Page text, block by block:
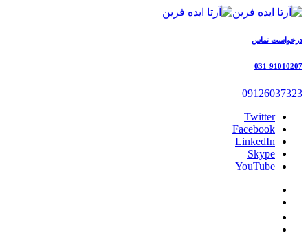
درخواست تماس
031-91010207
09126037323
Twitter
Facebook
LinkedIn
Skype
YouTube